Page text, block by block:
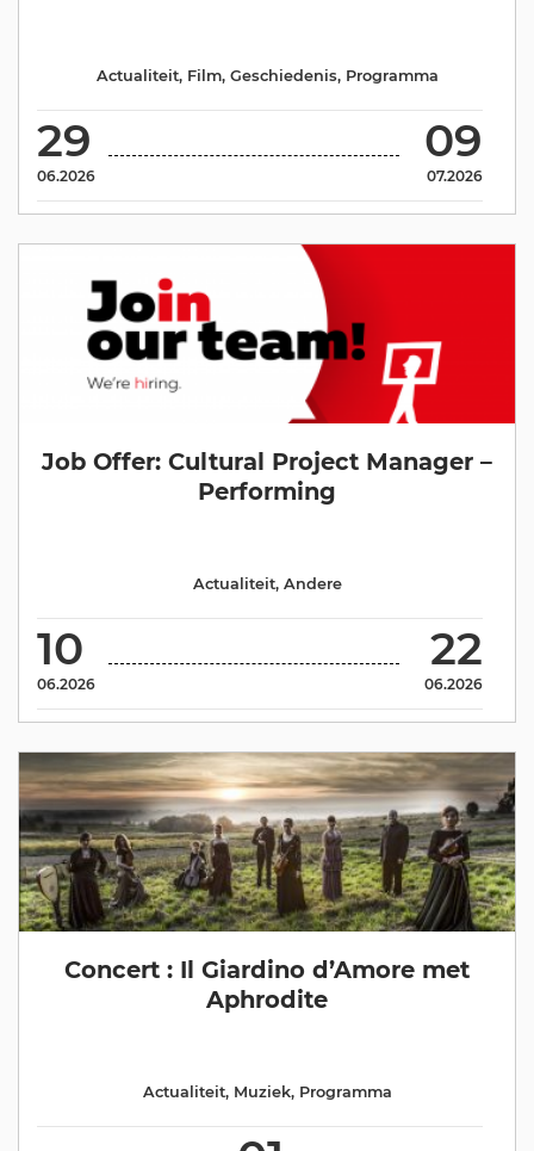
29
06.2026
09
07.2026
Actualiteit, Film, Geschiedenis, Programma
Job Offer: Cultural Project Manager –
Performing
10
06.2026
22
06.2026
Actualiteit, Andere
Concert : Il Giardino d’Amore met
Aphrodite
Actualiteit, Muziek, Programma